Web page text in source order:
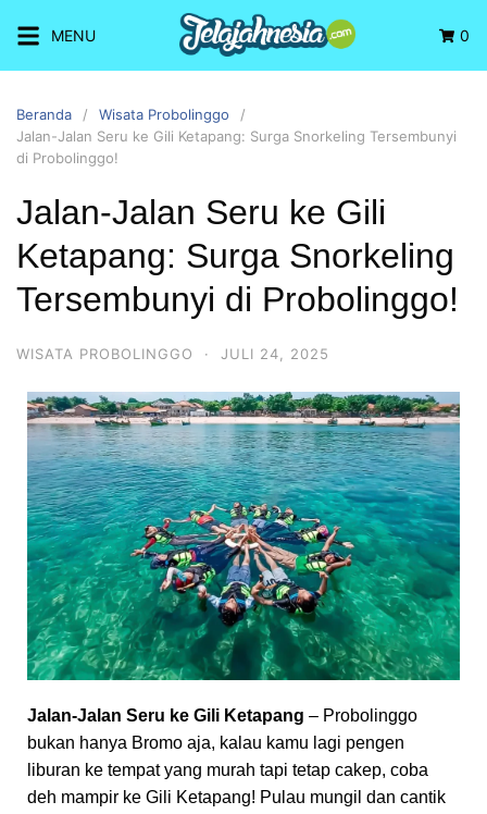
MENU 0
Beranda
Wisata Probolinggo
Jalan-Jalan Seru ke Gili Ketapang: Surga Snorkeling Tersembunyi
di Probolinggo!
Jalan-Jalan Seru ke Gili
Ketapang: Surga Snorkeling
Tersembunyi di Probolinggo!
WISATA PROBOLINGGO · JULI 24, 2025
Jalan-Jalan Seru ke Gili Ketapang – Probolinggo
bukan hanya Bromo aja, kalau kamu lagi pengen
liburan ke tempat yang murah tapi tetap cakep, coba
deh mampir ke Gili Ketapang! Pulau mungil dan cantik